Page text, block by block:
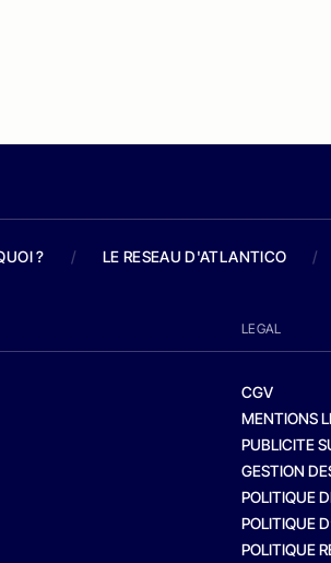
? / LE RESEAU D'ATLANTICO /
LEGAL
CGV
MENTIONS
PUBLICITE
GESTION
POLITIQUE
POLITIQUE
POLITIQUE